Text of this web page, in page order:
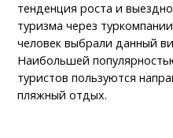
тенденция роста и
туризма через
человек выбрали данный
Наибольшей
туристов пользуются
пляжный отдых.